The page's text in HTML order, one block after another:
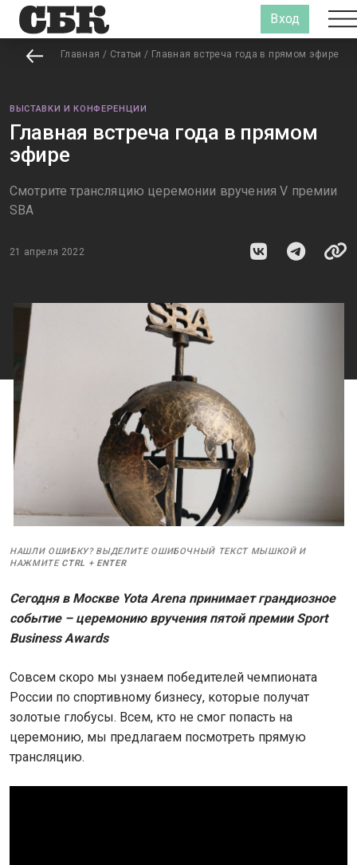
Вход
Главная / Статьи / Главная встреча года в прямом эфире
ВЫСТАВКИ И КОНФЕРЕНЦИИ
Главная встреча года в прямом
эфире
Смотрите трансляцию церемонии вручения V премии
SBA
21 апреля 2022
НАШЛИ ОШИБКУ? ВЫДЕЛИТЕ ОШИБОЧНЫЙ ТЕКСТ МЫШКОЙ И
НАЖМИТЕ CTRL + ENTER
Сегодня в Москве Yota Arena принимает грандиозное
событие – церемонию вручения пятой премии Sport
Business Awards
Совсем скоро мы узнаем победителей чемпионата
России по спортивному бизнесу, которые получат
золотые глобусы. Всем, кто не смог попасть на
церемонию, мы предлагаем посмотреть прямую
трансляцию.